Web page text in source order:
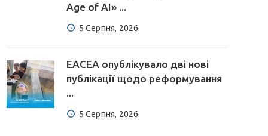
Age of AI» ...
5 Серпня, 2026
EACEA опублікувало дві нові
публікації щодо реформування
...
5 Серпня, 2026